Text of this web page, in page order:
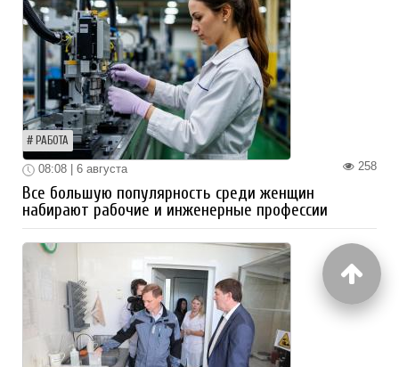
РАБОТА
258
08:08 | 6 августа
Все большую популярность среди женщин
набирают рабочие и инженерные профессии